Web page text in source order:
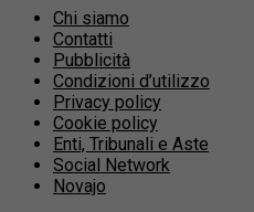
Chi siamo
Contatti
Pubblicità
Condizioni d’utilizzo
Privacy policy
Cookie policy
Enti, Tribunali e Aste
Social Network
Novajo